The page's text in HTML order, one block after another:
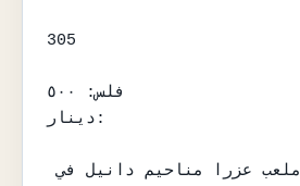
305
فلس: ٥٠٠
دينار:
استلمت من ملعب عزرا مناحيم دانيل في